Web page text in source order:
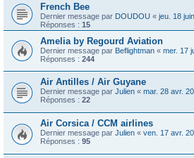
French Bee
Dernier message par DOUDOU « jeu. 18
Réponses : 15
Amelia by Regourd Aviation
Dernier message par Beflightman « mer. 17
Réponses : 244
Air Antilles / Air Guyane
Dernier message par Julien « mar. 28 avr.
Réponses : 22
Air Corsica / CCM airlines
Dernier message par Julien « ven. 17 avr.
Réponses : 95